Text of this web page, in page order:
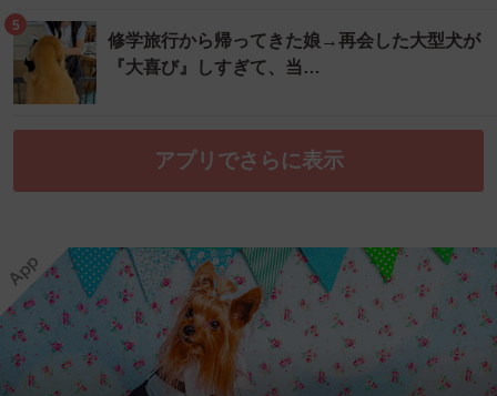
5
修学旅行から帰ってきた娘→再会した大型犬が
『大喜び』しすぎて、当…
アプリでさらに表示